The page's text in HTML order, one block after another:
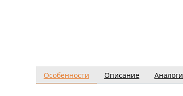
Особенности Описание Аналоги